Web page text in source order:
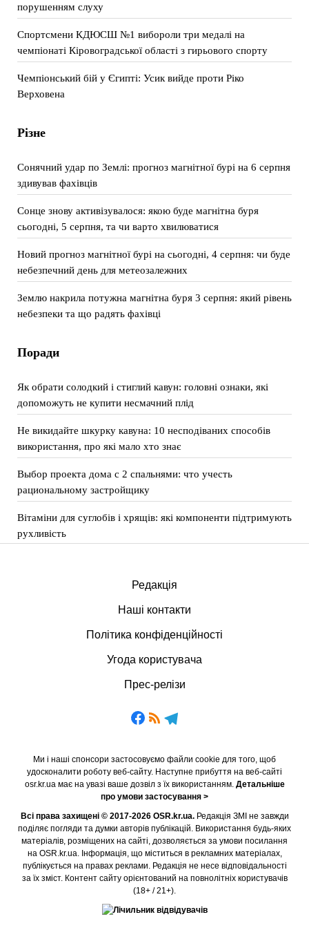
порушенням слуху
Спортсмени КДЮСШ №1 вибороли три медалі на
чемпіонаті Кіровоградської області з гирьового спорту
Чемпіонський бій у Єгипті: Усик вийде проти Ріко
Верховена
Різне
Сонячний удар по Землі: прогноз магнітної бурі на 6 серпня
здивував фахівців
Сонце знову активізувалося: якою буде магнітна буря
сьогодні, 5 серпня, та чи варто хвилюватися
Новий прогноз магнітної бурі на сьогодні, 4 серпня: чи буде
небезпечний день для метеозалежних
Землю накрила потужна магнітна буря 3 серпня: який рівень
небезпеки та що радять фахівці
Поради
Як обрати солодкий і стиглий кавун: головні ознаки, які
допоможуть не купити несмачний плід
Не викидайте шкурку кавуна: 10 несподіваних способів
використання, про які мало хто знає
Выбор проекта дома с 2 спальнями: что учесть
рациональному застройщику
Вітаміни для суглобів і хрящів: які компоненти підтримують
рухливість
Редакція
Наші контакти
Політика конфіденційності
Угода користувача
Прес-релізи
Ми і наші спонсори застосовуємо файли cookie для того, щоб
удосконалити роботу веб-сайту. Наступне прибуття на веб-сайті
osr.kr.ua має на увазі ваше дозвіл з їх використанням. Детальніше
про умови застосування >
Всі права захищені © 2017-2026 OSR.kr.ua.Редакція ЗМІ не завжди
поділяє погляди та думки авторів публікацій. Використання будь-яких
матеріалів, розміщених на сайті, дозволяється за умови посилання
на OSR.kr.ua. Інформація, що міститься в рекламних матеріалах,
публікується на правах реклами. Редакція не несе відповідальності
за їх зміст. Контент сайту орієнтований на повнолітніх користувачів
(18+ / 21+).